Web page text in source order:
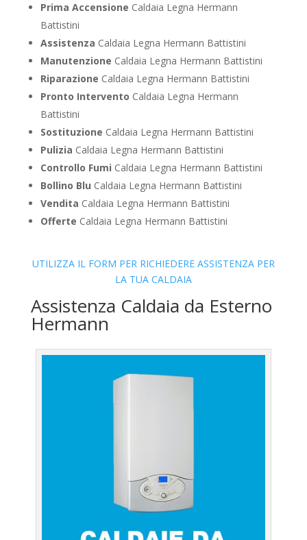
Prima Accensione Caldaia Legna Hermann
Battistini
Assistenza Caldaia Legna Hermann Battistini
Manutenzione Caldaia Legna Hermann Battistini
Riparazione Caldaia Legna Hermann Battistini
Pronto Intervento Caldaia Legna Hermann
Battistini
Sostituzione Caldaia Legna Hermann Battistini
Pulizia Caldaia Legna Hermann Battistini
Controllo Fumi Caldaia Legna Hermann Battistini
Bollino Blu Caldaia Legna Hermann Battistini
Vendita Caldaia Legna Hermann Battistini
Offerte Caldaia Legna Hermann Battistini
UTILIZZA IL FORM PER RICHIEDERE ASSISTENZA PER
LA TUA CALDAIA
Assistenza Caldaia da Esterno
Hermann